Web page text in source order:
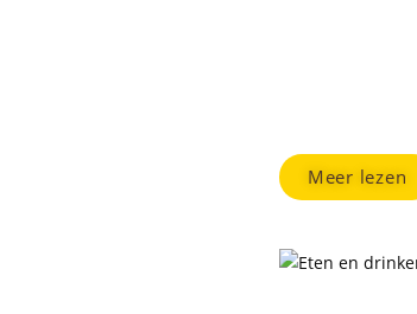
Meer lezen